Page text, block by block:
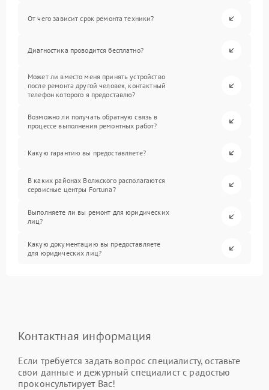
От чего зависит срок ремонта техники?
Диагностика проводится бесплатно?
Может ли вместо меня принять устройство
после ремонта другой человек, контактный
телефон которого я предоставлю?
Возможно ли получать обратную связь в
процессе выполнения ремонтных работ?
Какую гарантию вы предоставляете?
В каких районах Волжского располагаются
сервисные центры Fortuna?
Выполняете ли вы ремонт для юридических
лиц?
Какую документацию вы предоставляете
для юридических лиц?
Контактная информация
Если требуется задать вопрос специалисту, оставьте
свои данные и дежурный специалист с радостью
проконсультирует Вас!